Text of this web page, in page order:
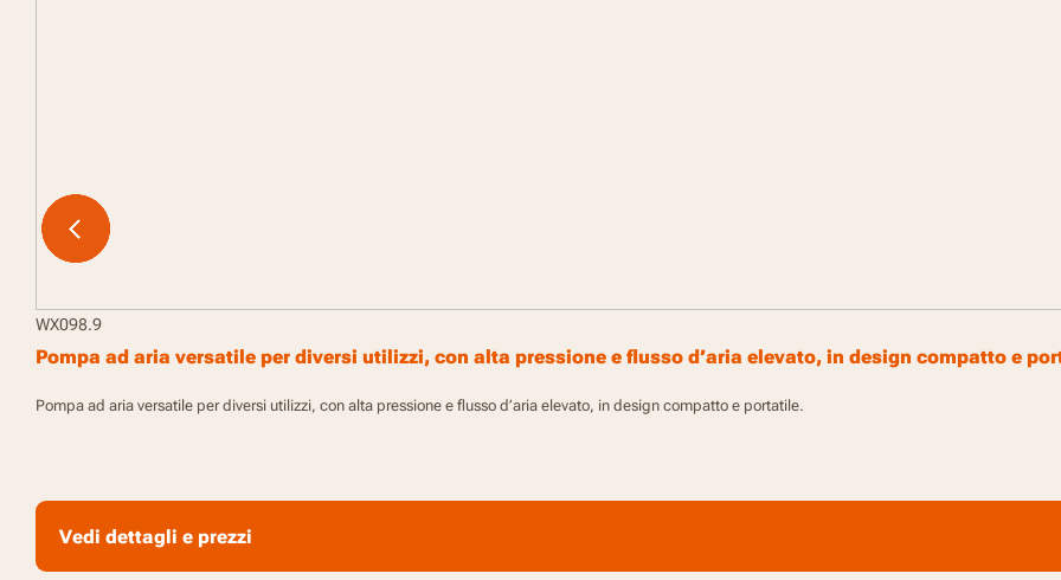
WX098.9
Pompa ad aria versatile per diversi utilizzi, con alta pressione e flusso d’aria elevato, in design compatto e
Pompa ad aria versatile per diversi utilizzi, con alta pressione e flusso d’aria elevato, in design compatto e portatile.
Vedi dettagli e prezzi